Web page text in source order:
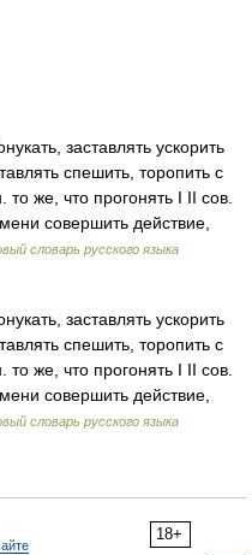
заставлять ускорить
спешить, торопить с
же, что прогонять I II сов.
совершить действие,
словарь русского языка
заставлять ускорить
спешить, торопить с
же, что прогонять I II сов.
совершить действие,
словарь русского языка
18+